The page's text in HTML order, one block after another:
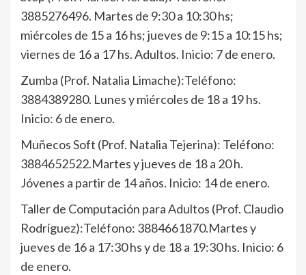
3885276496. Martes de 9:30 a 10:30 hs;
miércoles de 15 a 16 hs; jueves de 9:15 a 10:15 hs;
viernes de 16 a 17 hs. Adultos. Inicio: 7 de enero.
Zumba (Prof. Natalia Limache):Teléfono:
3884389280. Lunes y miércoles de 18 a 19 hs.
Inicio: 6 de enero.
Muñecos Soft (Prof. Natalia Tejerina): Teléfono:
3884652522.Martes y jueves de 18 a 20 h.
Jóvenes a partir de 14 años. Inicio: 14 de enero.
Taller de Computación para Adultos (Prof. Claudio
Rodríguez):Teléfono: 3884661870.Martes y
jueves de 16 a 17:30 hs y de 18 a 19:30 hs. Inicio: 6
de enero.